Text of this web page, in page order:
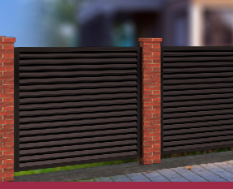
заборы
заборы
дизайнерские заборы
ПО СПОСОБУ МОНТАЖА
под ключ
заборы